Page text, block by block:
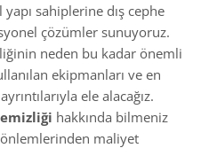
sahiplerine dış cephe
çözümler sunuyoruz.
neden bu kadar önemli
ekipmanları ve en
ele alacağız.
hakkında bilmeniz
maliyet